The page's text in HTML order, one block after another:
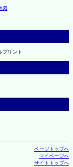
図
プリント
ページトップへ
マイページへ
サイトトップへ